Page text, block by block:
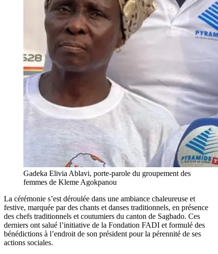
Gadeka Elivia Ablavi, porte-parole du groupement des
femmes de Kleme Agokpanou
La cérémonie s’est déroulée dans une ambiance chaleureuse et
festive, marquée par des chants et danses traditionnels, en présence
des chefs traditionnels et coutumiers du canton de Sagbado. Ces
derniers ont salué l’initiative de la Fondation FADI et formulé des
bénédictions à l’endroit de son président pour la pérennité de ses
actions sociales.